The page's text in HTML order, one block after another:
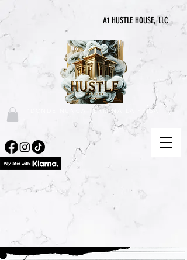
A1 HUSTLE HOUSE, LLC
"DONDE NUNCA TERMINA LA PRISA"